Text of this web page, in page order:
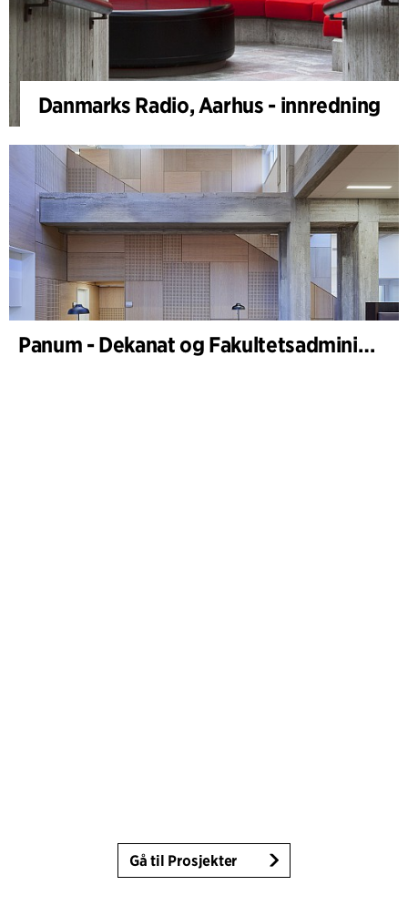
Danmarks Radio, Aarhus - innredning
Panum - Dekanat og Fakultetsadministrasjon
Gå til Prosjekter